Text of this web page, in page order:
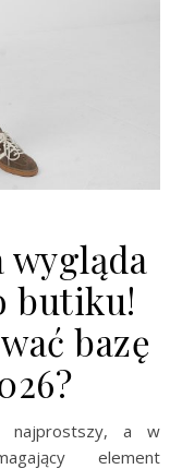
wygląda
butiku!
bazę
element